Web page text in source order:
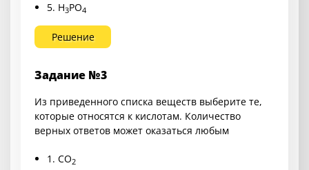
5. H3PO4
Решение
Задание №3
Из приведенного списка веществ выберите те,
которые относятся к кислотам. Количество
верных ответов может оказаться любым
1. CO2